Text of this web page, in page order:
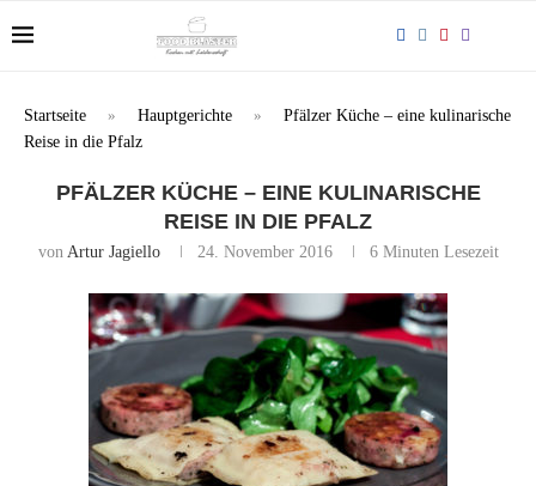
Startseite » Hauptgerichte »
Pfälzer Küche – eine kulinarische
Reise in die Pfalz
PFÄLZER KÜCHE – EINE KULINARISCHE
REISE IN DIE PFALZ
von Artur Jagiello 24. November 2016 6 Minuten Lesezeit